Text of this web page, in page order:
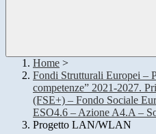
Home >
Fondi Strutturali Europei –
competenze” 2021-2027.
(FSE+) – Fondo Sociale
ESO4.6 – Azione A4.A –
Progetto LAN/WLAN